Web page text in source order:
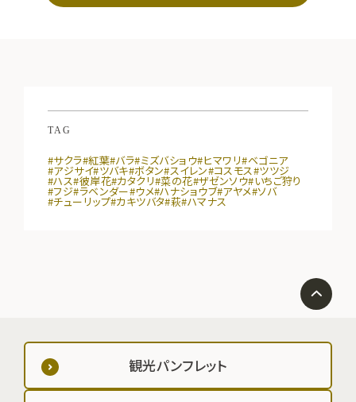
TAG
#サクラ#紅葉#バラ#ミズバショウ#ヒマワリ#ベゴニア
#アジサイ#ツバキ#ボタン#スイレン#コスモス#ツツジ
#ハス#彼岸花#カタクリ#菜の花#ザゼンソウ#いちご狩り
#フジ#ラベンダー#ウメ#ハナショウブ#アヤメ#ソバ
#チューリップ#カキツバタ#萩#ハマナス
観光パンフレット